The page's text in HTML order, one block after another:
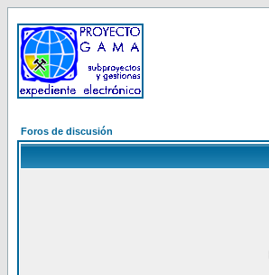
Foros de discusión